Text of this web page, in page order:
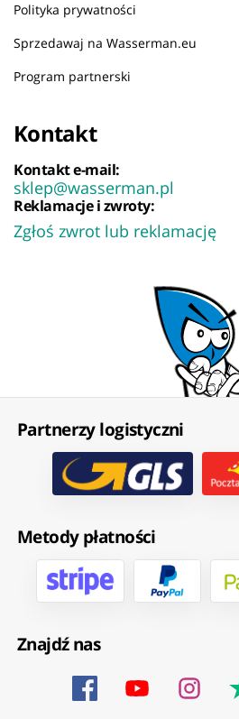
Polityka prywatności
Sprzedawaj na Wasserman.eu
Program partnerski
Kontakt
Kontakt e-mail:
sklep@wasserman.pl
Reklamacje i zwroty:
Zgłoś zwrot lub reklamację
Partnerzy logistyczni
Metody płatności
Znajdź nas